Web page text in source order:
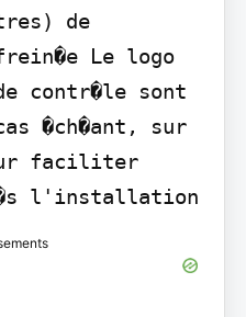
de
Le logo
contr�le sont
�ch�ant, sur
faciliter
l'installation